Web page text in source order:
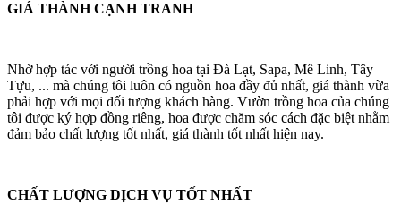
GIÁ THÀNH CẠNH TRANH
Nhờ hợp tác với người trồng hoa tại Đà Lạt, Sapa, Mê Linh, Tây
Tựu, ... mà chúng tôi luôn có nguồn hoa đầy đủ nhất, giá thành vừa
phải hợp với mọi đối tượng khách hàng. Vườn trồng hoa của chúng
tôi được ký hợp đồng riêng, hoa được chăm sóc cách đặc biệt nhằm
đảm bảo chất lượng tốt nhất, giá thành tốt nhất hiện nay.
CHẤT LƯỢNG DỊCH VỤ TỐT NHẤT